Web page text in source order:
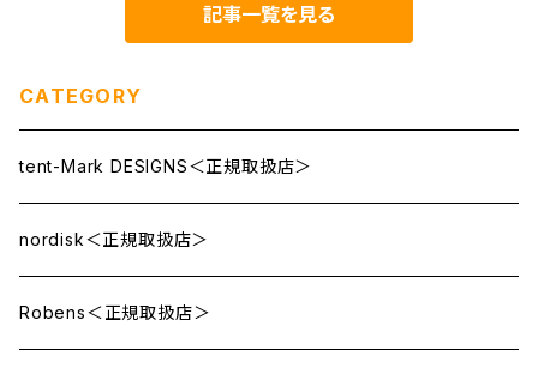
記事一覧を見る
CATEGORY
tent-Mark DESIGNS＜正規取扱店＞
nordisk＜正規取扱店＞
Robens＜正規取扱店＞